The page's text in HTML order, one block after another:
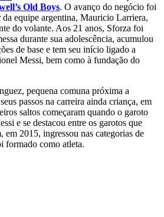
Old Boys. O avanço do negócio foi
equipe argentina, Mauricio Larriera,
do volante. Aos 21 anos, Sforza foi
durante sua adolescência, acumulou
de base e tem seu início ligado a
Messi, bem como à fundação do
pequena comuna próxima a
passos na carreira ainda criança, em
saltos começaram quando o garoto
e se destacou entre os garotos que
2015, ingressou nas categorias de
formado como atleta.